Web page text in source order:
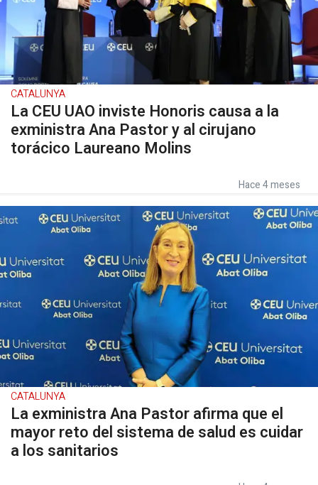
CATALUNYA
La CEU UAO inviste Honoris causa a la
exministra Ana Pastor y al cirujano
torácico Laureano Molins
Hace 4 meses
CATALUNYA
La exministra Ana Pastor afirma que el
mayor reto del sistema de salud es cuidar
a los sanitarios